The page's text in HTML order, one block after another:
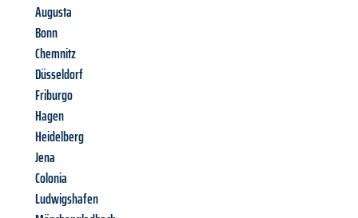
Augusta
Bonn
Chemnitz
Düsseldorf
Friburgo
Hagen
Heidelberg
Jena
Colonia
Ludwigshafen